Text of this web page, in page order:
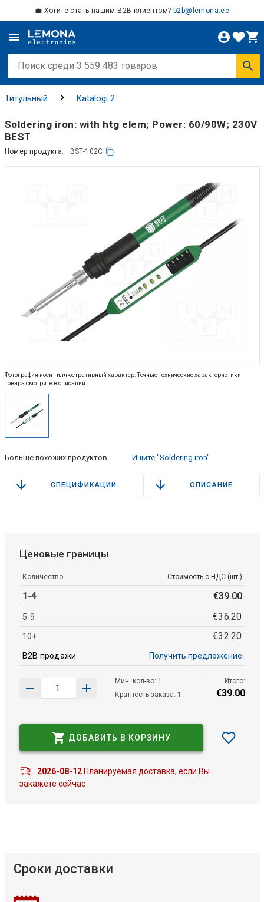
💼 Хотите стать нашим B2B-клиентом? b2b@lemona.ee
Титульный Katalogi 2
Soldering iron: with htg elem; Power: 60/90W; 230V
BEST
Номер продукта: BST-102C
Фотография носит иллюстративный характер. Точные технические характеристики
товара смотрите в описании.
Больше похожих продуктов Ищите "Soldering iron"
СПЕЦИФИКАЦИИ ОПИСАНИЕ
Ценовые границы
Количество Стоимость с НДС (шт.)
1-4 €39.00
5-9 €36.20
10+ €32.20
B2B продажи Получить предложение
Мин. кол-во: 1
Кратность заказа: 1
Итого:
€39.00
ДОБАВИТЬ В КОРЗИНУ
2026-08-12Планируемая доставка, если Вы
закажете сейчас
Сроки доставки